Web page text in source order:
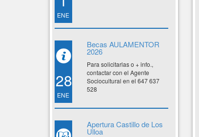
ENE
28
ENE
Becas AULAMENTOR
2026
Para solicitarlas o + info.,
contactar con el Agente
Sociocultural en el 647 637
528
Apertura Castillo de Los
Ulloa